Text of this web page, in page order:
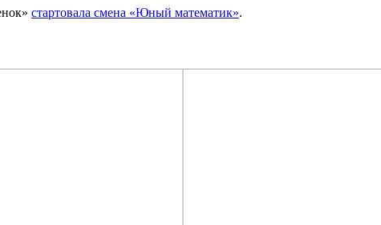
стартовала смена «Юный математик».